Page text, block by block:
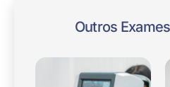
Outros